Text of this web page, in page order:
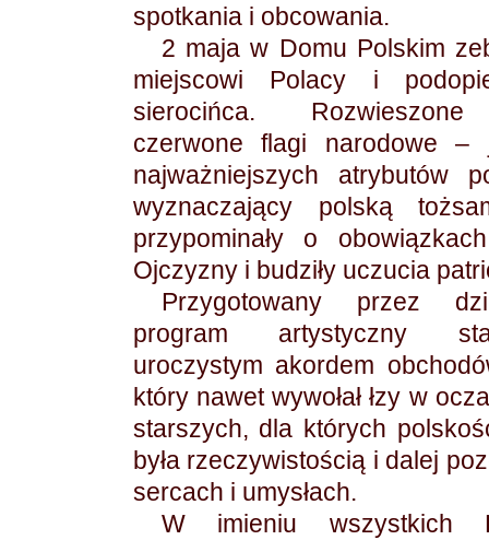
spotkania i obcowania.
2 maja w Domu Polskim
miejscowi Polacy i
sierocińca.
czerwone flagi narodowe –
najważniejszych atrybutów
wyznaczający polską
przypominały o
Ojczyzny i budziły uczucia
Przygotowany przez
program artystyczny
uroczystym akordem
który nawet wywołał łzy w
starszych, dla których
była rzeczywistością i dalej
sercach i umysłach.
W imieniu wszystkich